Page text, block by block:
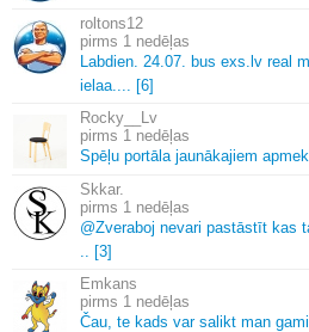
roltons12
1 nedēļas
Labdien. 24. 07. bus exs. lv real
ielaa.
[6]
Rocky__Lv
1 nedēļas
Spēļu portāla jaunākajiem
Skkar.
1 nedēļas
@Zveraboj nevari pastāstīt kas
[3]
Emkans
1 nedēļas
Čau, te kads var salikt man